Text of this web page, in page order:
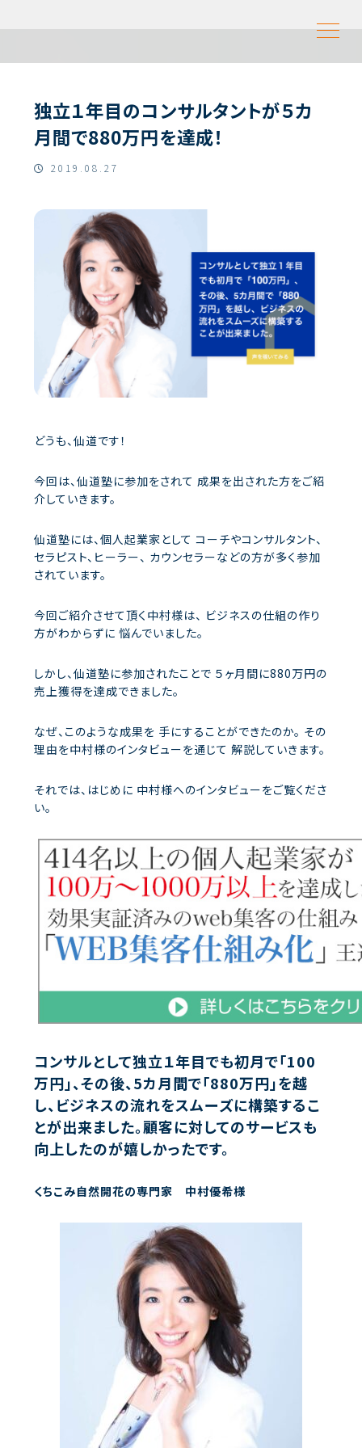
独立１年目のコンサルタントが５カ
月間で880万円を達成！
2019.08.27
どうも、仙道です！
今回は、仙道塾に参加をされて 成果を出された方をご紹
介していきます。
仙道塾には、個人起業家として コーチやコンサルタント、
セラピスト、ヒーラー、 カウンセラーなどの方が多く参加
されています。
今回ご紹介させて頂く中村様は、 ビジネスの仕組の作り
方がわからずに 悩んでいました。
しかし、仙道塾に参加されたことで ５ヶ月間に880万円の
売上獲得を達成できました。
なぜ、このような成果を 手にすることができたのか。 その
理由を中村様のインタビューを通じて 解説していきます。
それでは、はじめに 中村様へのインタビューをご覧くださ
い。
コンサルとして独立１年目でも初月で「100
万円」、その後、5カ月間で「880万円」を越
し、ビジネスの流れをスムーズに構築するこ
とが出来ました。顧客に対してのサービスも
向上したのが嬉しかったです。
くちこみ自然開花の専門家 中村優希様